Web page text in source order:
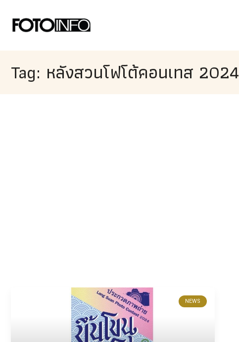
Tag: หลังสวนโฟโต้คอนเทส 2024
NEWS